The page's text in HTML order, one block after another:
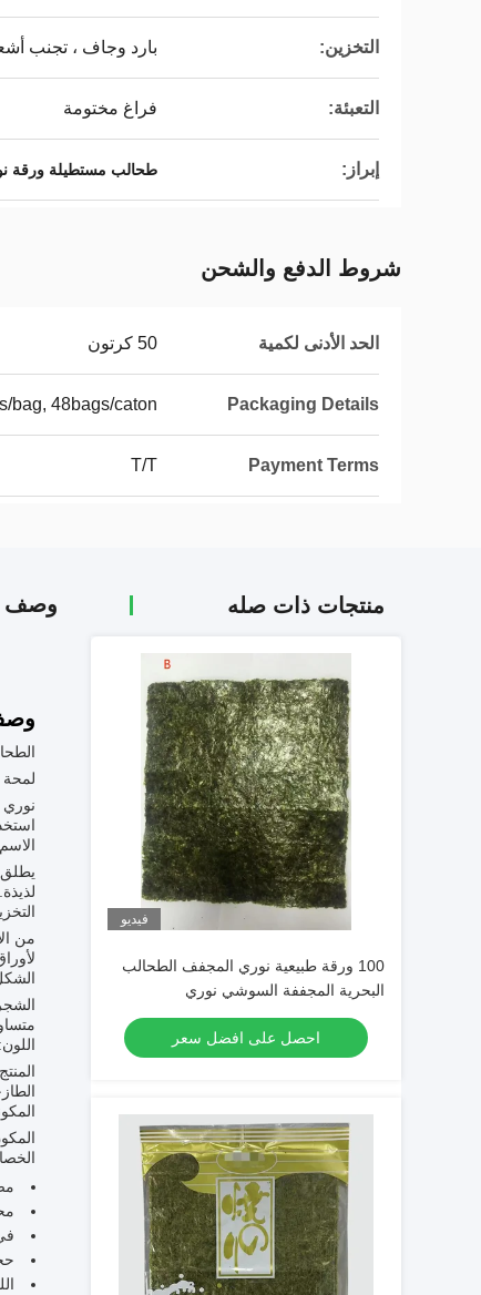
التخزين: بارد وجاف ، تجنب
التعبئة: فراغ مختومة
إبراز: طحالب مستطيلة ورقة
شروط الدفع والشحن
الحد الأدنى لكمية 50 كرتون
Packaging Details
bag, 48bags/caton
Payment Terms
T/T
منتجات ذات صله
فيديو
100 ورقة طبيعية نوري المجفف الطحالب
البحرية المجففة السوشي نوري
احصل على افضل سعر
وصف
لمحة
نوري
يطلق
لذيذة.
من
اللون: